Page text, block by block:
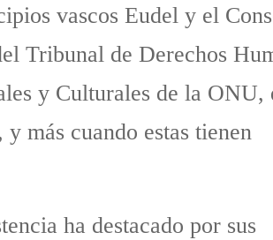
vascos Eudel y el
Tribunal de Derechos
y Culturales de la ONU,
más cuando estas tienen
ha destacado por sus